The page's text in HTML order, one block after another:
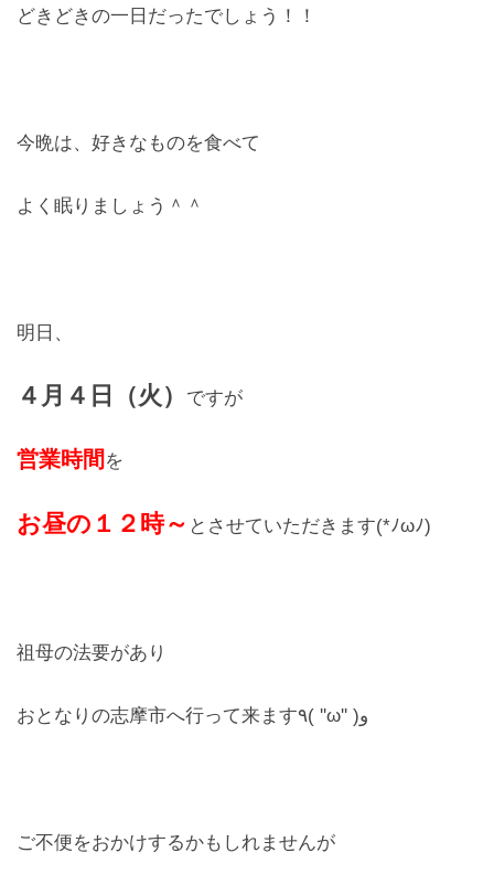
フレーム
Lens
キッズ
Hearing Aid
アクセス
CONTACT
どきどきの一日だったでしょう！！
今晩は、好きなものを食べて
よく眠りましょう＾＾
明日、
４月４日（火 ） ですが
営業時間 を
お昼の１２時～ とさせていただきます(*ﾉωﾉ)
祖母の法要があり
おとなりの志摩市へ行って来ます٩( ''ω'' )و
ご不便をおかけするかもしれませんが